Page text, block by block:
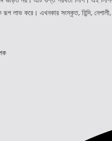
রূপ লাভ করে। এখনকার সংস্কৃত, হিন্দি,